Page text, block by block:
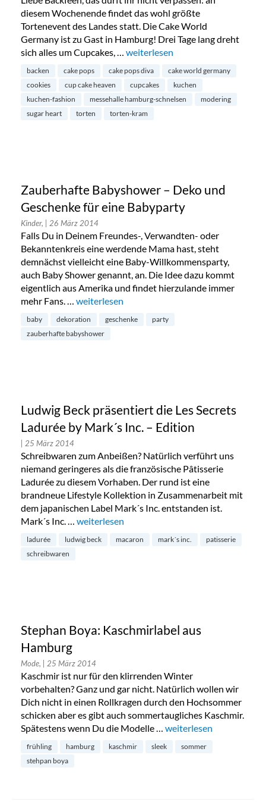
diesem Wochenende findet das wohl größte
Tortenevent des Landes statt. Die Cake World
Germany ist zu Gast in Hamburg! Drei Tage lang dreht
sich alles um Cupcakes, … „Cake World Germany in der
weiterlesen
backen cake pops cake pops diva
cake world germany
cookies
cup cake heaven cupcakes
kuchen
kuchen-fashion
messehalle hamburg-schnelsen
modering
sugar heart
torten torten-kram
Zauberhafte Babyshower – Deko und
Geschenke für eine Babyparty
Kinder, | 26 März 2014
Falls Du in Deinem Freundes-, Verwandten- oder
Bekanntenkreis eine werdende Mama hast, steht
demnächst vielleicht eine Baby-Willkommensparty,
auch Baby Shower genannt, an. Die Idee dazu kommt
eigentlich aus Amerika und findet hierzulande immer
mehr Fans. … „Zauberhafte Babyshower – Deko und
weiterlesen
baby dekoration geschenke
party
zauberhafte babyshower
Ludwig Beck präsentiert die Les Secrets
Ladurée by Mark´s Inc. – Edition
| 25 März 2014
Schreibwaren zum Anbeißen? Natürlich verführt uns
niemand geringeres als die französische Pâtisserie
Ladurée zu diesem Vorhaben. Der rund ist eine
brandneue Lifestyle Kollektion in Zusammenarbeit mit
dem japanischen Label Mark´s Inc. entstanden ist.
Mark´s Inc. … „Ludwig Beck präsentiert die Les Secrets
weiterlesen
ladurée ludwig beck macaron mark´s inc.
patisserie
schreibwaren
Stephan Boya: Kaschmirlabel aus
Hamburg
Mode, | 25 März 2014
Kaschmir ist nur für den klirrenden Winter
vorbehalten? Ganz und gar nicht. Natürlich wollen wir
Dich nicht in einen Rollkragen durch den Hochsommer
schicken aber es gibt auch sommertaugliches Kaschmir.
Spätestens wenn Du die Modelle … „Stephan Boya:
weiterlesen
frühling hamburg kaschmir sleek
sommer
stehpan boya